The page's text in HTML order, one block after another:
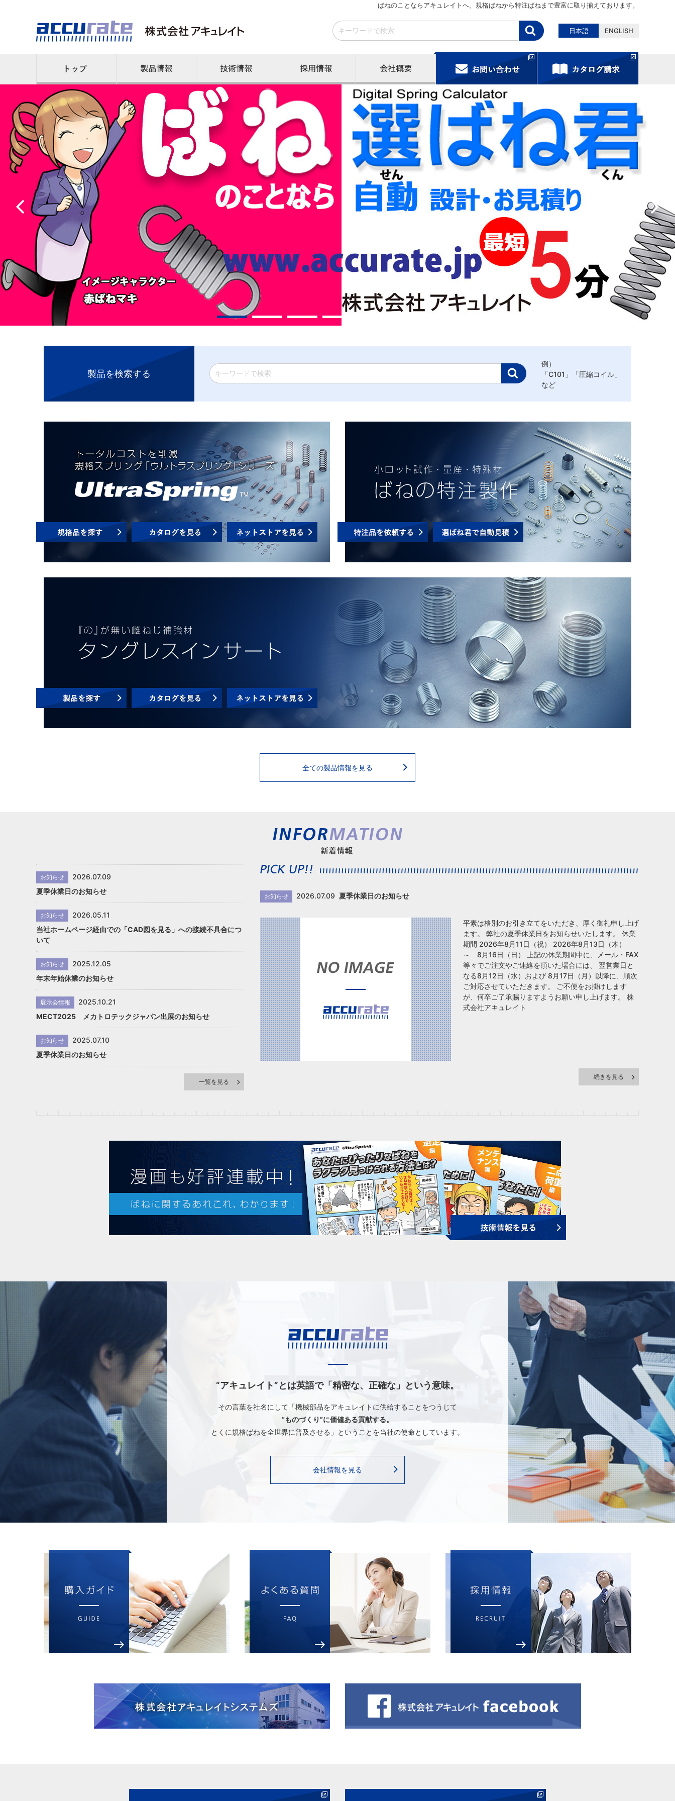
ばねのことならアキュレイトへ。規格ばねから特注ばねまで豊富に取り揃えております。
日本語 ENGLISH
製品を検索する
例）
「C101」「圧縮コイル」
など
全ての製品情報を見る
お知らせ
2026.07.09
夏季休業日のお知らせ
お知らせ
2026.05.11
当社ホームページ経由での「CAD図を見る」への接続不具合につ
いて
お知らせ
2025.12.05
年末年始休業のお知らせ
展示会情報
2025.10.21
MECT2025 メカトロテックジャパン出展のお知らせ
お知らせ
2025.07.10
夏季休業日のお知らせ
一覧を見る
お知らせ 2026.07.09 夏季休業日のお知らせ
平素は格別のお引き立てをいただき、厚く御礼申し上げ
ます。 弊社の夏季休業日をお知らせいたします。 休業
期間 2026年8月11日（祝） 2026年8月13日（木）
～ 8月16日（日） 上記の休業期間中に、メール・FAX
等々でご注文やご連絡を頂いた場合には、 翌営業日と
なる8月12日（水）および 8月17日（月）以降に、順次
ご対応させていただきます。 ご不便をお掛けします
が、何卒ご了承賜りますようお願い申し上げます。 株
式会社アキュレイト
続きを見る
“アキュレイト”とは英語で「精密な、正確な」という意味。
その言葉を社名にして「機械部品をアキュレイトに供給することをつうじて
“ものづくり”に価値ある貢献する。
とくに規格ばねを全世界に普及させる」ということを当社の使命としています。
会社情報を見る